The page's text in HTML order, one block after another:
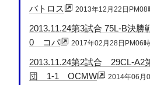
バトロス
2013年12月22日PM08
2013.11.24第3試合 75L-B決
0 コパ
2017年02月28日PM06
2013.11.24第2試合 29CL-
団 1-1 OCMW
2014年06月